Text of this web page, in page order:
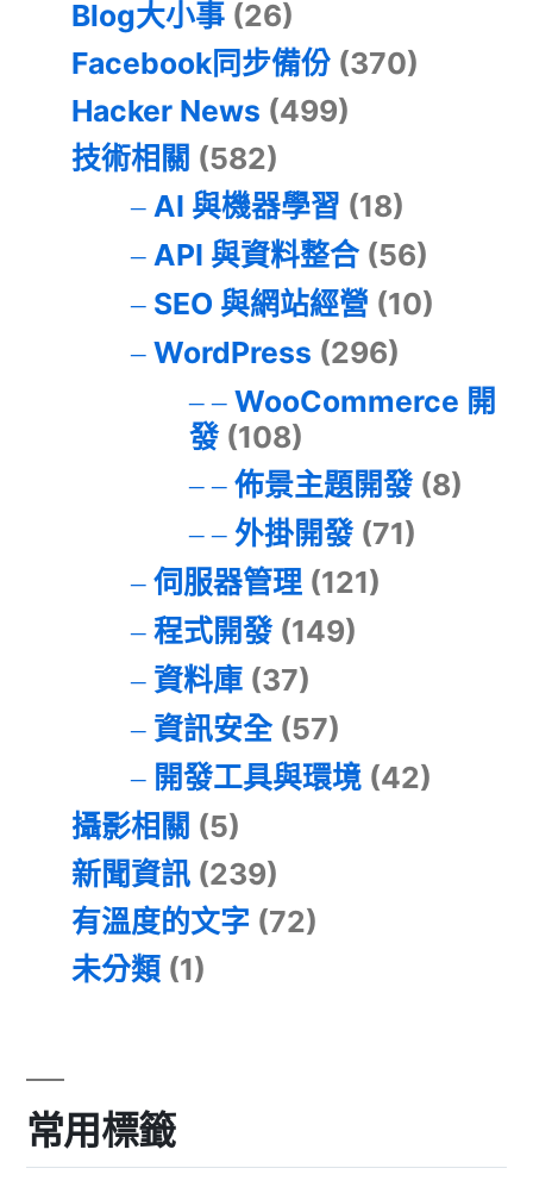
Blog大小事 (26)
Facebook同步備份 (370)
Hacker News (499)
技術相關 (582)
AI 與機器學習 (18)
API 與資料整合(56)
SEO 與網站經營 (10)
WordPress (296)
WooCommerce 開
發(108)
佈景主題開發(8)
外掛開發(71)
伺服器管理(121)
程式開發(149)
資料庫(37)
資訊安全(57)
開發工具與環境(42)
攝影相關 (5)
新聞資訊 (239)
有溫度的文字 (72)
未分類 (1)
常用標籤